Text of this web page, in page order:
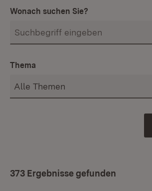
Wonach suchen Sie?
Thema
373 Ergebnisse gefunden